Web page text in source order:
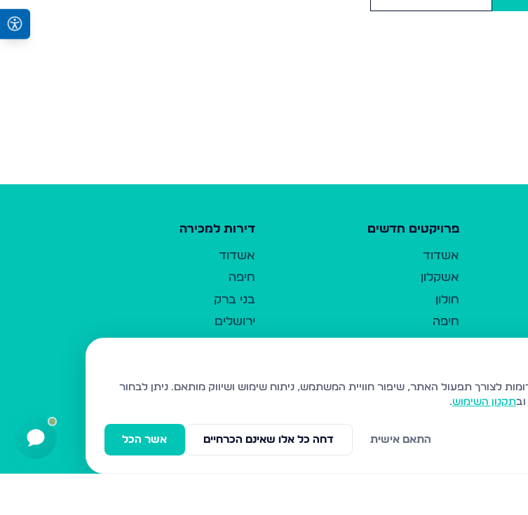
פרויקטים חדשים
אשדוד
אשקלון
חולון
חיפה
נהריה
עמנואל
דירות למכירה
אשדוד
חיפה
בני ברק
ירושלים
בית שמש
ביתר עילית
ניתן לבחור
ובתקנון השימוש.
אשר הכל דחה כל אלו שאינם הכרחיים התאם אישית